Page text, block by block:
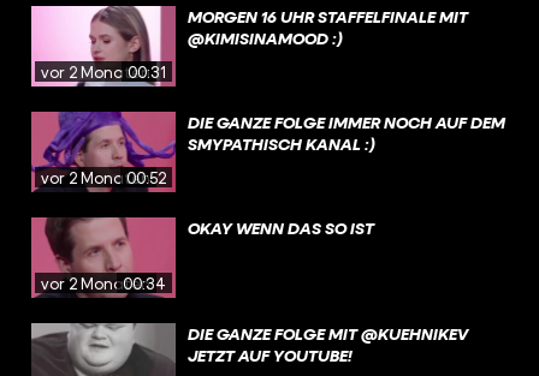
vor 2 Monaten
00:31
MORGEN 16 UHR STAFFELFINALE MIT
@KIMISINAMOOD :)
vor 2 Monaten
00:52
DIE GANZE FOLGE IMMER NOCH AUF DEM
SMYPATHISCH KANAL :)
vor 2 Monaten
00:34
OKAY WENN DAS SO IST
DIE GANZE FOLGE MIT @KUEHNIKEV
JETZT AUF YOUTUBE!